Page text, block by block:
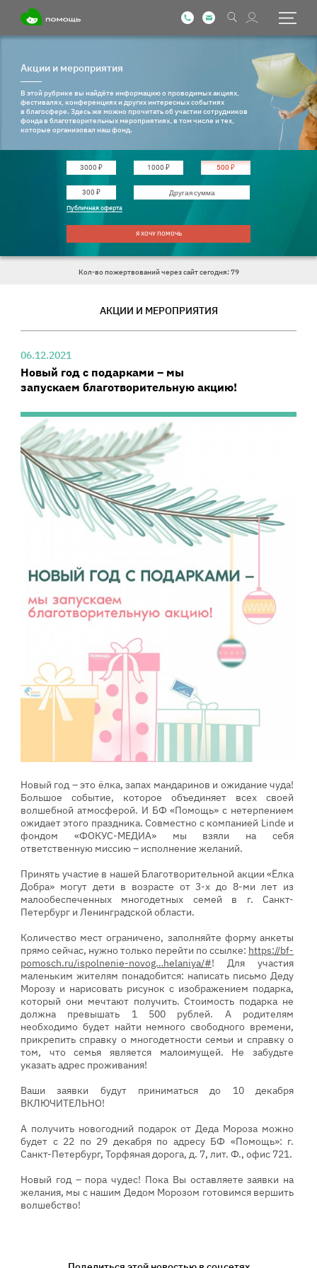
Акции и мероприятия
В этой рубрике вы найдёте информацию о проводимых акциях,
фестивалях, конференциях и других интересных событиях
в благосфере. Здесь же можно прочитать об участии сотрудников
фонда в благотворительных мероприятиях, в том числе и тех,
которые организовал наш фонд.
3000 ₽ 1000 ₽ 500 ₽
300 ₽ Введите другую сумму
Публичная оферта
Я ХОЧУ ПОМОЧЬ
Кол-во пожертвований через сайт сегодня: 79
АКЦИИ И МЕРОПРИЯТИЯ
06.12.2021
Новый год с подарками – мы
запускаем благотворительную акцию!
Новый год – это ёлка, запах мандаринов и ожидание чуда!
Большое событие, которое объединяет всех своей
волшебной атмосферой. И БФ «Помощь» с нетерпением
ожидает этого праздника. Совместно с компанией Linde и
фондом «ФОКУС-МЕДИА» мы взяли на себя
ответственную миссию – исполнение желаний.
Принять участие в нашей Благотворительной акции «Ёлка
Добра» могут дети в возрасте от 3-х до 8-ми лет из
малообеспеченных многодетных семей в г. Санкт-
Петербург и Ленинградской области.
Количество мест ограничено, заполняйте форму анкеты
прямо сейчас, нужно только перейти по ссылке: https://bf-
pomosch.ru/ispolnenie-novog…helaniya/#! Для участия
маленьким жителям понадобится: написать письмо Деду
Морозу и нарисовать рисунок с изображением подарка,
который они мечтают получить. Стоимость подарка не
должна превышать 1 500 рублей. А родителям
необходимо будет найти немного свободного времени,
прикрепить справку о многодетности семьи и справку о
том, что семья является малоимущей. Не забудьте
указать адрес проживания!
Ваши заявки будут приниматься до 10 декабря
ВКЛЮЧИТЕЛЬНО!
А получить новогодний подарок от Деда Мороза можно
будет с 22 по 29 декабря по адресу БФ «Помощь»: г.
Санкт-Петербург, Торфяная дорога, д. 7, лит. Ф., офис 721.
Новый год – пора чудес! Пока Вы оставляете заявки на
желания, мы с нашим Дедом Морозом готовимся вершить
волшебство!